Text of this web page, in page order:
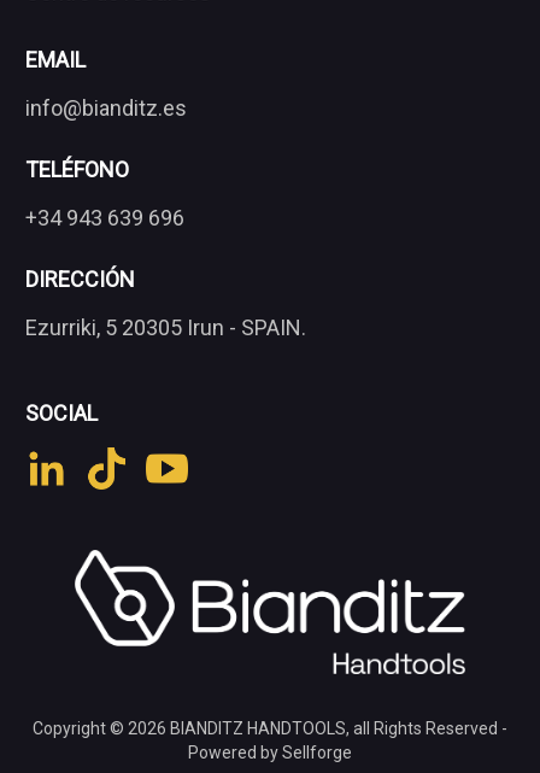
EMAIL
info@bianditz.es
TELÉFONO
+34 943 639 696
DIRECCIÓN
Ezurriki, 5 20305 Irun - SPAIN.
SOCIAL
Copyright © 2026 BIANDITZ HANDTOOLS, all Rights Reserved -
Powered by Sellforge